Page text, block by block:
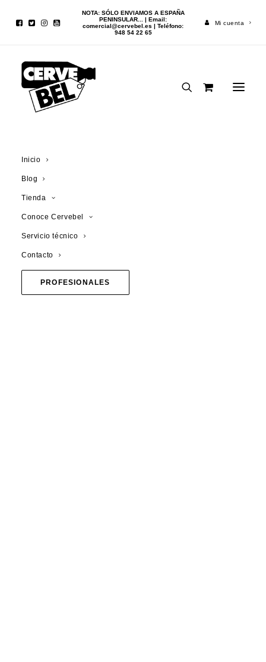
NOTA: SÓLO ENVIAMOS A ESPAÑA
PENINSULAR... | Email:
comercial@cervebel.es | Teléfono:
948 54 22 65
Mi cuenta
Inicio
Blog
Tienda
Conoce Cervebel
Servicio técnico
Contacto
PROFESIONALES
Inicio
Cerveza
Chimay Azul Grande Réserve 6l Methusalem (madera)